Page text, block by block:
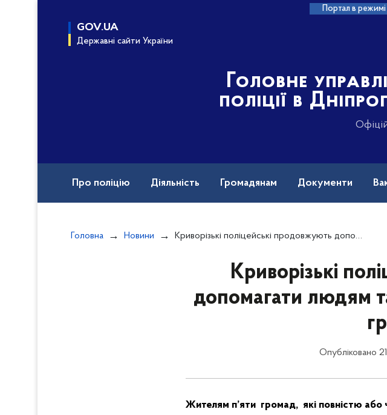
Портал в
GOV.UA
Державні сайти України
Головне
поліції в
Про поліцію Діяльність Громадянам Документи
Головна Новини Криворізькі поліцейські продовжують допомагати людям та розвозити питну воду у громади
Криворізькі
допомагати людям
Опубліковано
Жителям п’яти громад, які повністю або